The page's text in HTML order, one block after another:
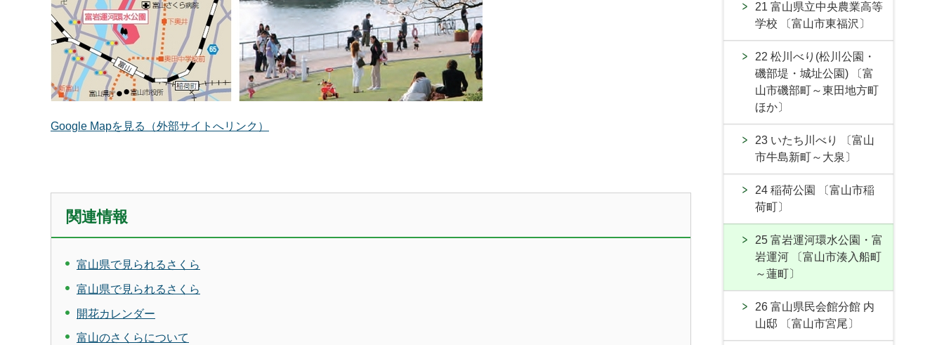
Google Mapを見る（外部サイトへリンク）
関連情報
富山県で見られるさくら
富山県で見られるさくら
開花カレンダー
富山のさくらについて
21 富山県立中央農業高等
学校 〔富山市東福沢〕
22 松川べり(松川公園・
磯部堤・城址公園) 〔富
山市磯部町～東田地方町
ほか〕
23 いたち川べり 〔富山
市牛島新町～大泉〕
24 稲荷公園 〔富山市稲
荷町〕
25 富岩運河環水公園・富
岩運河 〔富山市湊入船町
～蓮町〕
26 富山県民会館分館 内
山邸 〔富山市宮尾〕